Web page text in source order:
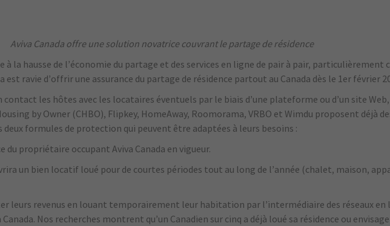
Aviva Canada offre une solution novatrice couvrant le partage de résidence
à la hausse de l’économie du partage et des services en ligne de pair à pair,
ravie d’offrir une assurance du partage de résidence partout au Canada dès le 1er février
les hôtes avec les locataires éventuels par le biais d’une plateforme ou d’un site
by Owner (CHBO), Flipkey, HomeAway, Roomorama, VRBO et Wimdu proposent déjà
formules de protection qui peuvent être adaptées à leurs besoins :
du propriétaire occupant Aviva Canada en vigueur.
un bien locatif loué pour de courtes périodes tout au long de l’année (chalet, maison,
leurs revenus en louant temporairement leur habitation par l’intermédiaire des réseaux en
Nos recherches montrent qu’un Canadien sur cinq a déjà loué sa résidence ou